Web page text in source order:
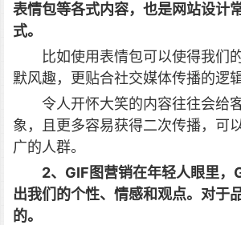
表情包等各式内容，也是网站设计
式。
比如使用表情包可以使得我们
默风趣，更贴合社交媒体传播的逻辑
令人开怀大笑的内容往往会给
象，且更多容易获得二次传播，可
广的人群。
2、GIF图营销在年轻人眼里，
出我们的个性、情感和观点。对于
的。